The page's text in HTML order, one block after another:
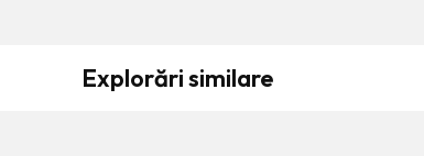
Explorări similare